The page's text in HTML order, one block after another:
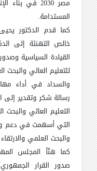
مصر 2030 في
المستدامة.
كما قدم الدكتور
خالص التهنئة إلى
القيادة السياسية
للتعليم العالي والبحث
والسداد في أداء
رسالة شكر وتقدير إلى
التعليم العالي
التي أسهمت في دعم
والبحث العلمي
كما هنّأ المجلس
صدور القرار